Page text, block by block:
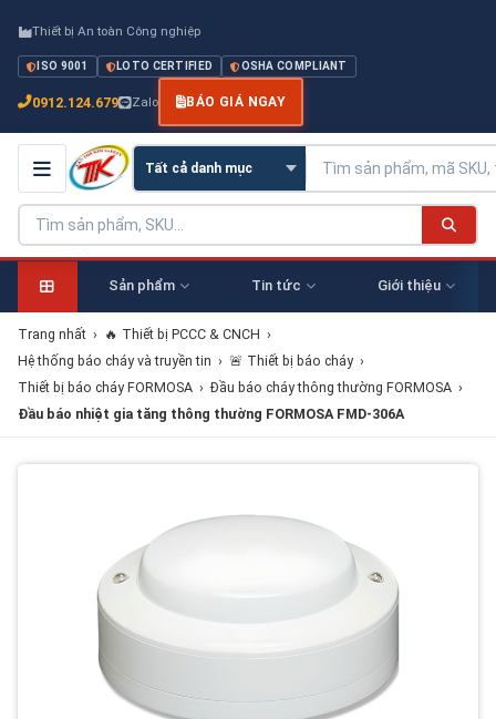
Thiết bị An toàn Công nghiệp
ISO 9001 LOTO CERTIFIED OSHA COMPLIANT
0912.124.679 Zalo BÁO GIÁ NGAY
Sản phẩm Tin tức Giới thiệu
Trang nhất › 🔥 Thiết bị PCCC & CNCH ›
Hệ thống báo cháy và truyền tin › 🚨 Thiết bị báo cháy ›
Thiết bị báo cháy FORMOSA › Đầu báo cháy thông thường FORMOSA ›
Đầu báo nhiệt gia tăng thông thường FORMOSA FMD-306A